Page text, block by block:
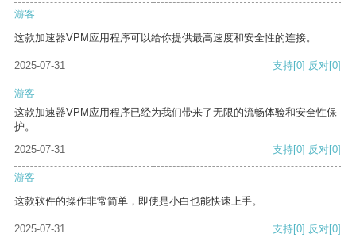
游客
这款加速器VPM应用程序可以给你提供最高速度和安全性的连接。
2025-07-31 支持[0] 反对[0]
游客
这款加速器VPM应用程序已经为我们带来了无限的流畅体验和安全性保
护。
2025-07-31
支持[0] 反对[0]
游客
这款软件的操作非常简单，即使是小白也能快速上手。
2025-07-31 支持[0] 反对[0]